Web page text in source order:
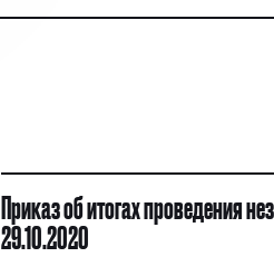
Приказ об итогах проведения
29.10.2020